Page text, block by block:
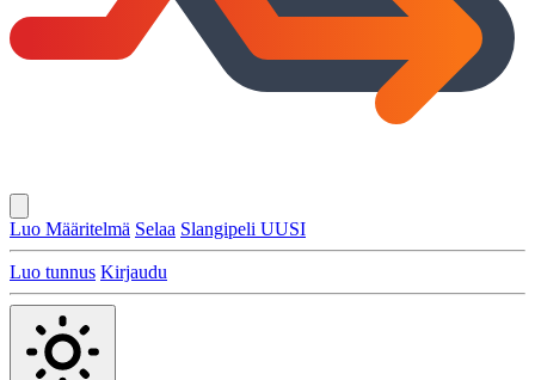
Luo Määritelmä Selaa Slangipeli UUSI
Luo tunnus Kirjaudu